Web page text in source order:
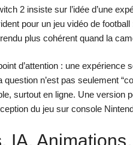
2 insiste sur l’idée d’une
pour un jeu vidéo de
plus cohérent quand la
d’attention : une expérience
n’est pas seulement
surtout en ligne. Une version
du jeu sur console
IA,